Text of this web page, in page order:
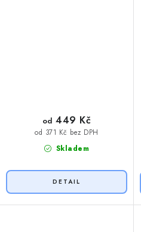
Skladem
od 371 Kč bez DPH
od 449 Kč